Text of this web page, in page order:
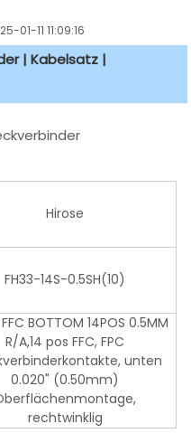
01-11 11:09:16
| Kabelsatz |
Hirose
FH33-14S-0.5SH(10)
BOTTOM 14POS 0.5MM
R/A,14 pos FFC, FPC
unten
0.020" (0.50mm)
rechtwinklig